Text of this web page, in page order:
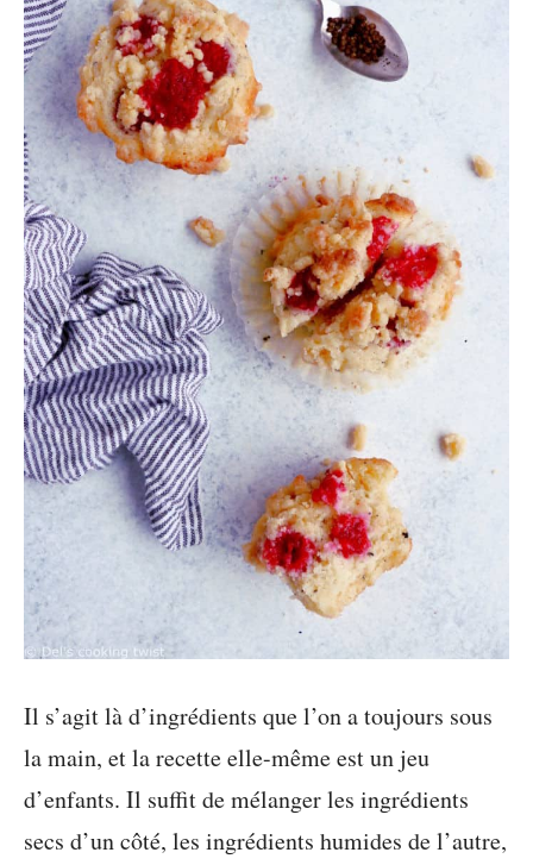
Il s’agit là d’ingrédients que l’on a toujours sous
la main, et la recette elle-même est un jeu
d’enfants. Il suffit de mélanger les ingrédients
secs d’un côté, les ingrédients humides de l’autre,